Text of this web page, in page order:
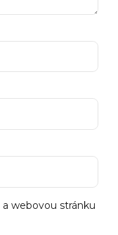
webovou stránku